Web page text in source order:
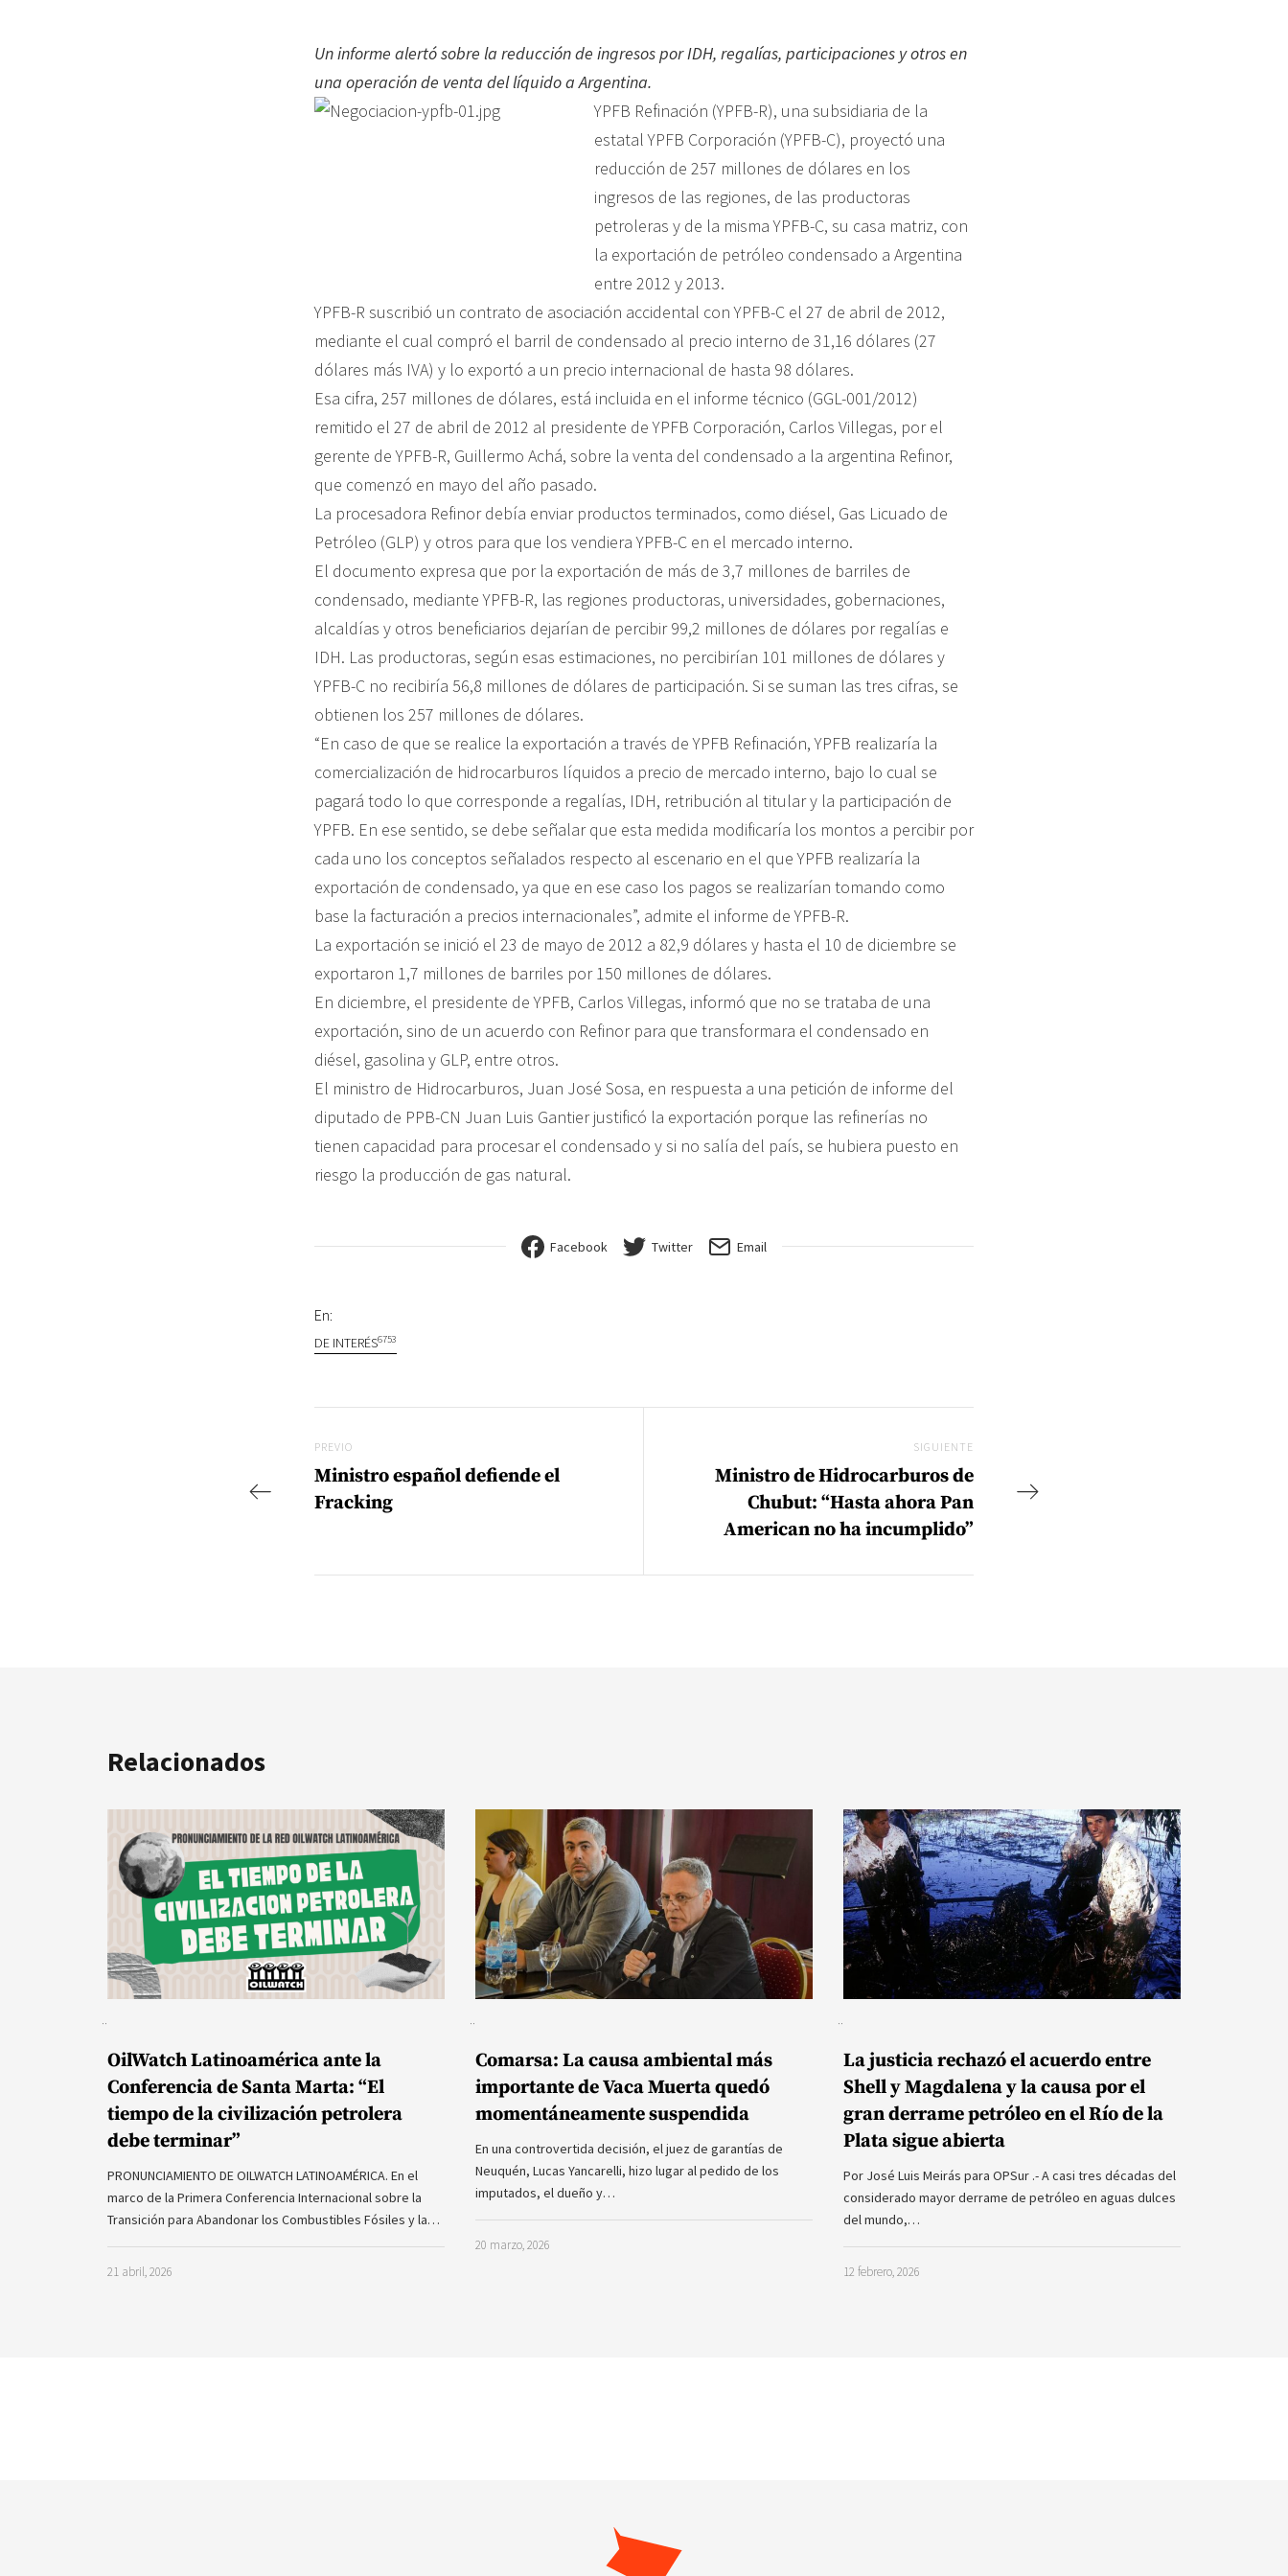
Un informe alertó sobre la reducción de ingresos por IDH, regalías, participaciones y otros en
una operación de venta del líquido a Argentina.
YPFB Refinación (YPFB-R), una subsidiaria de la
estatal YPFB Corporación (YPFB-C), proyectó una
reducción de 257 millones de dólares en los
ingresos de las regiones, de las productoras
petroleras y de la misma YPFB-C, su casa matriz, con
la exportación de petróleo condensado a Argentina
entre 2012 y 2013.
YPFB-R suscribió un contrato de asociación accidental con YPFB-C el 27 de abril de 2012,
mediante el cual compró el barril de condensado al precio interno de 31,16 dólares (27
dólares más IVA) y lo exportó a un precio internacional de hasta 98 dólares.
Esa cifra, 257 millones de dólares, está incluida en el informe técnico (GGL-001/2012)
remitido el 27 de abril de 2012 al presidente de YPFB Corporación, Carlos Villegas, por el
gerente de YPFB-R, Guillermo Achá, sobre la venta del condensado a la argentina Refinor,
que comenzó en mayo del año pasado.
La procesadora Refinor debía enviar productos terminados, como diésel, Gas Licuado de
Petróleo (GLP) y otros para que los vendiera YPFB-C en el mercado interno.
El documento expresa que por la exportación de más de 3,7 millones de barriles de
condensado, mediante YPFB-R, las regiones productoras, universidades, gobernaciones,
alcaldías y otros beneficiarios dejarían de percibir 99,2 millones de dólares por regalías e
IDH. Las productoras, según esas estimaciones, no percibirían 101 millones de dólares y
YPFB-C no recibiría 56,8 millones de dólares de participación. Si se suman las tres cifras, se
obtienen los 257 millones de dólares.
“En caso de que se realice la exportación a través de YPFB Refinación, YPFB realizaría la
comercialización de hidrocarburos líquidos a precio de mercado interno, bajo lo cual se
pagará todo lo que corresponde a regalías, IDH, retribución al titular y la participación de
YPFB. En ese sentido, se debe señalar que esta medida modificaría los montos a percibir por
cada uno los conceptos señalados respecto al escenario en el que YPFB realizaría la
exportación de condensado, ya que en ese caso los pagos se realizarían tomando como
base la facturación a precios internacionales”, admite el informe de YPFB-R.
La exportación se inició el 23 de mayo de 2012 a 82,9 dólares y hasta el 10 de diciembre se
exportaron 1,7 millones de barriles por 150 millones de dólares.
En diciembre, el presidente de YPFB, Carlos Villegas, informó que no se trataba de una
exportación, sino de un acuerdo con Refinor para que transformara el condensado en
diésel, gasolina y GLP, entre otros.
El ministro de Hidrocarburos, Juan José Sosa, en respuesta a una petición de informe del
diputado de PPB-CN Juan Luis Gantier justificó la exportación porque las refinerías no
tienen capacidad para procesar el condensado y si no salía del país, se hubiera puesto en
riesgo la producción de gas natural.
Facebook Twitter Email
En:
DE INTERÉS6753
Previo
PREVIO
Ministro español defiende el
Fracking
SIGUIENTE
Ministro de Hidrocarburos de
Chubut: “Hasta ahora Pan
American no ha incumplido”
Relacionados
OilWatch Latinoamérica ante la
Conferencia de Santa Marta: “El
tiempo de la civilización petrolera
debe terminar”
PRONUNCIAMIENTO DE OILWATCH LATINOAMÉRICA. En el
marco de la Primera Conferencia Internacional sobre la
Transición para Abandonar los Combustibles Fósiles y la…
21 abril, 2026
Comarsa: La causa ambiental más
importante de Vaca Muerta quedó
momentáneamente suspendida
En una controvertida decisión, el juez de garantías de
Neuquén, Lucas Yancarelli, hizo lugar al pedido de los
imputados, el dueño y…
20 marzo, 2026
La justicia rechazó el acuerdo entre
Shell y Magdalena y la causa por el
gran derrame petróleo en el Río de la
Plata sigue abierta
Por José Luis Meirás para OPSur .- A casi tres décadas del
considerado mayor derrame de petróleo en aguas dulces
del mundo,…
12 febrero, 2026